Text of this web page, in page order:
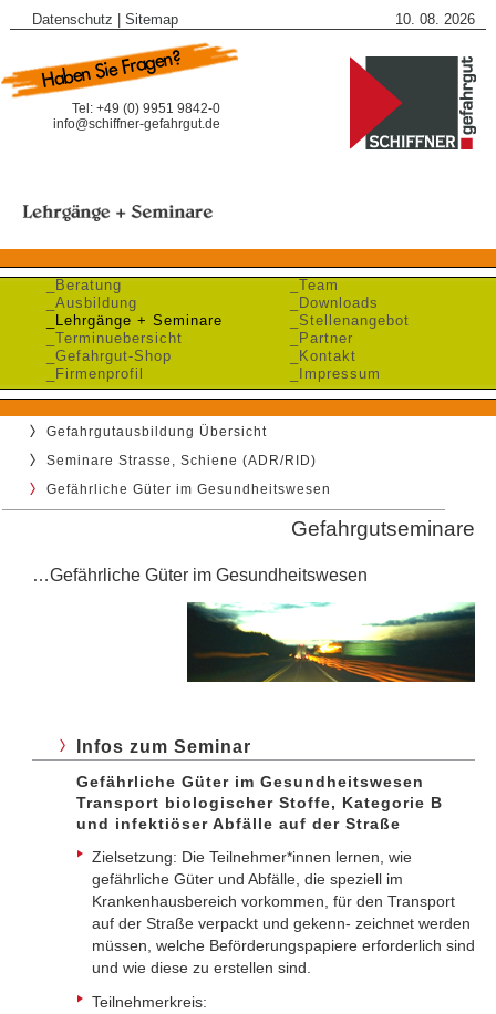
10. 08. 2026
Datenschutz Sitemap
Tel: +49 (0) 9951 9842-0
info@schiffner-gefahrgut.de
_Beratung
_Ausbildung
_Lehrgänge + Seminare
_Terminuebersicht
_Gefahrgut-Shop
_Firmenprofil
_Team
_Downloads
_Stellenangebot
_Partner
_Kontakt
_Impressum
Gefahrgutausbildung Übersicht
Seminare Strasse, Schiene (ADR/RID)
Gefährliche Güter im Gesundheitswesen
Gefahrgutseminare
…Gefährliche Güter im Gesundheitswesen
Infos zum Seminar
Gefährliche Güter im Gesundheitswesen
Transport biologischer Stoffe, Kategorie B
und infektiöser Abfälle auf der Straße
Zielsetzung: Die Teilnehmer*innen lernen, wie
gefährliche Güter und Abfälle, die speziell im
Krankenhausbereich vorkommen, für den Transport
auf der Straße verpackt und gekenn- zeichnet werden
müssen, welche Beförderungspapiere erforderlich sind
und wie diese zu erstellen sind.
Teilnehmerkreis: